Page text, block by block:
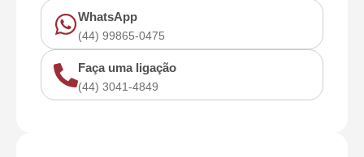
WhatsApp
(44) 99865-0475
Faça uma ligação
(44) 3041-4849